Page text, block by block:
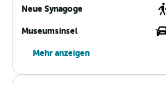
Neue Synagoge
Museumsinsel
Mehr anzeigen